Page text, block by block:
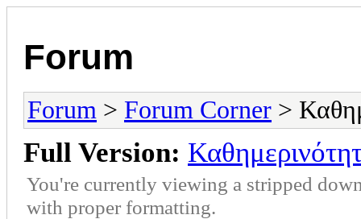
Forum
Forum > Forum Corner >
Full Version:
You're currently viewing a stripped
with proper formatting.